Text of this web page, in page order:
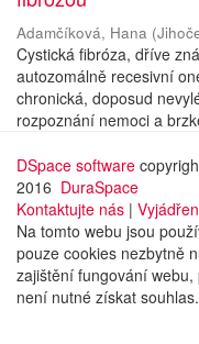
Adamčíková, Hana (
Cystická fibróza, dříve
autozomálně recesivní
chronická, doposud
rozpoznání nemoci a
DSpace software
2016 DuraSpace
Kontaktujte nás |
Na tomto webu jsou
pouze cookies nezbytně
zajištění fungování webu,
není nutné získat souhlas.